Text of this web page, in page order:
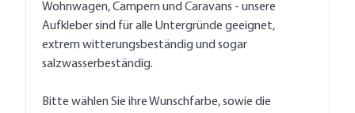
Wohnwagen, Campern und Caravans - unsere
Aufkleber sind für alle Untergründe geeignet,
extrem witterungsbeständig und sogar
salzwasserbeständig.
Bitte wählen Sie ihre Wunschfarbe, sowie die